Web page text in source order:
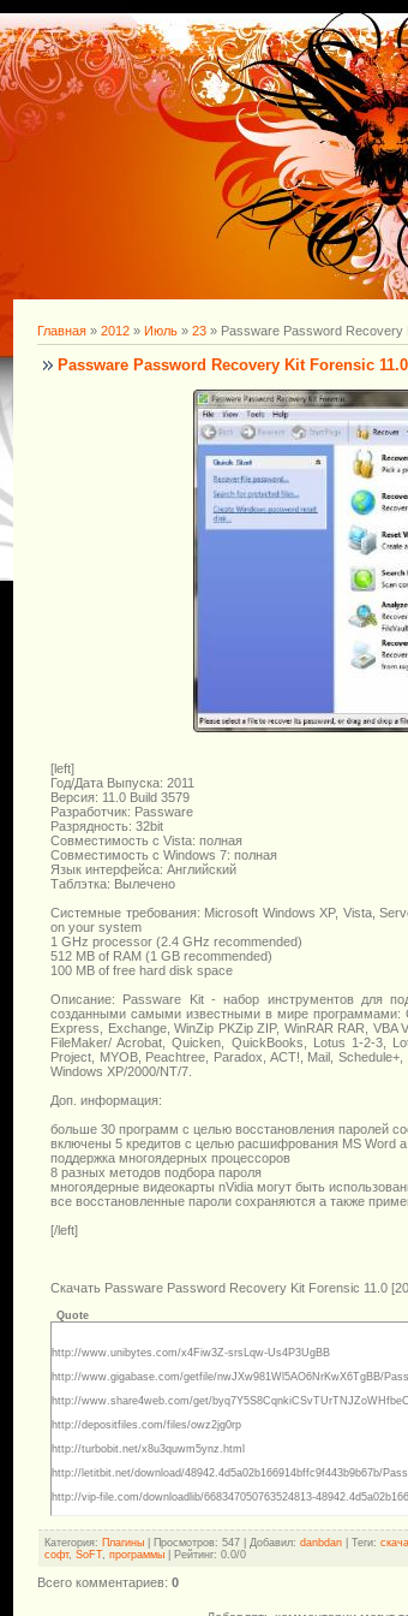
Главная » 2012 » Июль » 23 » Passware Password Recovery
Passware Password Recovery Kit Forensic
[left]
Год/Дата Выпуска: 2011
Версия: 11.0 Build 3579
Разработчик: Passware
Разрядность: 32bit
Совместимость с Vista: полная
Совместимость с Windows 7: полная
Язык интерфейса: Английский
Таблэтка: Вылечено
Системные требования: Microsoft Windows XP, Vista,
on your system
1 GHz processor (2.4 GHz recommended)
512 MB of RAM (1 GB recommended)
100 MB of free hard disk space
Описание: Passware Kit - набор инструментов для
созданными самыми известными в мире программами:
Express, Exchange, WinZip PKZip ZIP, WinRAR RAR,
FileMaker/ Acrobat, Quicken, QuickBooks, Lotus 1-2-3,
Project, MYOB, Peachtree, Paradox, ACT!, Mail,
Windows XP/2000/NT/7.
Доп. информация:
больше 30 программ с целью восстановления паролей
включены 5 кредитов с целью расшифрования MS Word
поддержка многоядерных процессоров
8 разных методов подбора пароля
многоядерные видеокарты nVidia могут быть
все восстановленные пароли сохраняются а также
[/left]
Скачать Passware Password Recovery Kit Forensic 11.0
Quote
http://www.unibytes.com/x4Fiw3Z-srsLqw-Us4P3UgBB
http://www.gigabase.com/getfile/nwJXw981Wl5AO6NrKwX6TgBB/
http://www.share4web.com/get/
http://depositfiles.com/files/owz2jg0rp
http://turbobit.net/x8u3quwm5ynz.html
http://letitbit.net/download/48942.4d5a02b166914bffc9f443b9b67b/
http://vip-file.com/downloadlib/668347050763524813-
Категория: Плагины Просмотров: 547 | Добавил: danbdan Теги:
софт, SoFT, программы Рейтинг: 0.0/0
Всего комментариев: 0